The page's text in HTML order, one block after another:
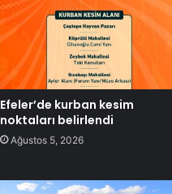
Efeler’de kurban kesim
noktaları belirlendi
Ağustos 5, 2026